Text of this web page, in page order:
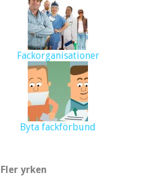
Fackorganisationer
Byta fackförbund
Fler yrken